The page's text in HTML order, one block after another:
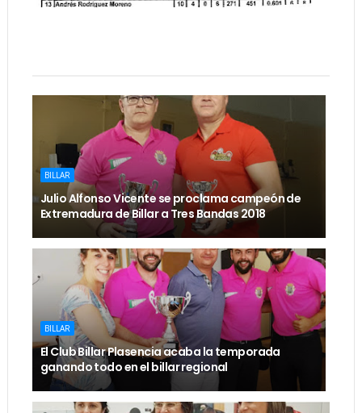
BILLAR
Julio Alfonso Vicente se proclama campeón de
Extremadura de Billar a Tres Bandas 2018
BILLAR
El Club Billar Plasencia acaba la temporada
ganando todo en el billar regional